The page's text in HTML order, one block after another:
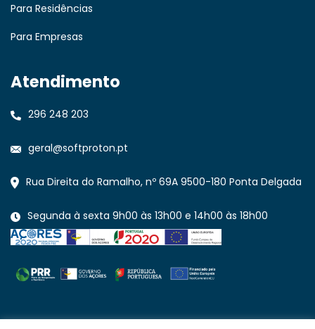
Para Residências
Para Empresas
Atendimento
296 248 203
geral@softproton.pt
Rua Direita do Ramalho, nº 69A 9500-180 Ponta Delgada
Segunda à sexta 9h00 às 13h00 e 14h00 às 18h00
PROJECTO ACORES-03-0651-FEDER-100615